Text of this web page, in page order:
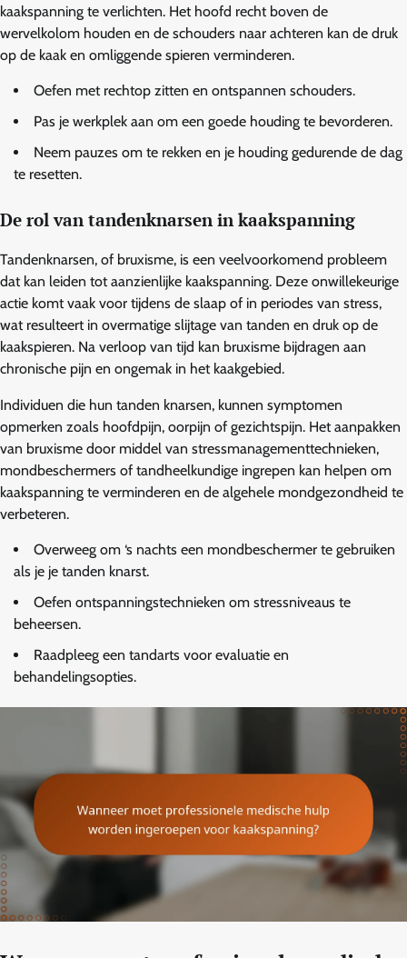
kaakspanning te verlichten. Het hoofd recht boven de
wervelkolom houden en de schouders naar achteren kan de druk
op de kaak en omliggende spieren verminderen.
Oefen met rechtop zitten en ontspannen schouders.
Pas je werkplek aan om een goede houding te bevorderen.
Neem pauzes om te rekken en je houding gedurende de dag
te resetten.
De rol van tandenknarsen in kaakspanning
Tandenknarsen, of bruxisme, is een veelvoorkomend probleem
dat kan leiden tot aanzienlijke kaakspanning. Deze onwillekeurige
actie komt vaak voor tijdens de slaap of in periodes van stress,
wat resulteert in overmatige slijtage van tanden en druk op de
kaakspieren. Na verloop van tijd kan bruxisme bijdragen aan
chronische pijn en ongemak in het kaakgebied.
Individuen die hun tanden knarsen, kunnen symptomen
opmerken zoals hoofdpijn, oorpijn of gezichtspijn. Het aanpakken
van bruxisme door middel van stressmanagementtechnieken,
mondbeschermers of tandheelkundige ingrepen kan helpen om
kaakspanning te verminderen en de algehele mondgezondheid te
verbeteren.
Overweeg om ‘s nachts een mondbeschermer te gebruiken
als je je tanden knarst.
Oefen ontspanningstechnieken om stressniveaus te
beheersen.
Raadpleeg een tandarts voor evaluatie en
behandelingsopties.